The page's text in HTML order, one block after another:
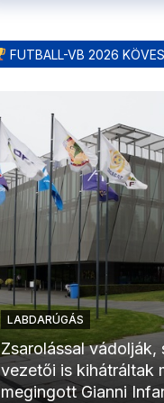
FUTBALL-VB 2026
LABDARÚGÁS
Zsarolással vádolják,
vezetői is kihátráltak
megingott Gianni